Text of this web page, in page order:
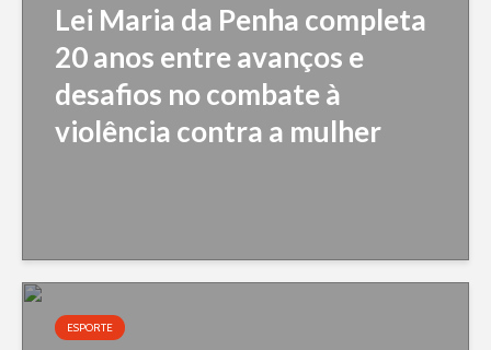
Lei Maria da Penha completa
20 anos entre avanços e
desafios no combate à
violência contra a mulher
ESPORTE